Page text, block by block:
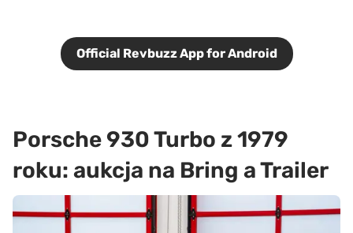
Official Revbuzz App for Android
Porsche 930 Turbo z 1979
roku: aukcja na Bring a Trailer